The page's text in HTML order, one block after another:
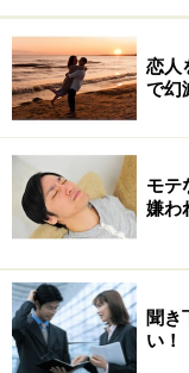
恋人
で幻
モテ
嫌わ
聞き
い！